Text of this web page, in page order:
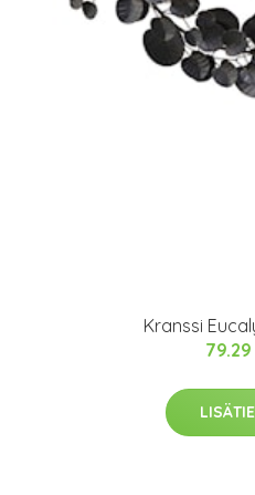
Kranssi
79.29